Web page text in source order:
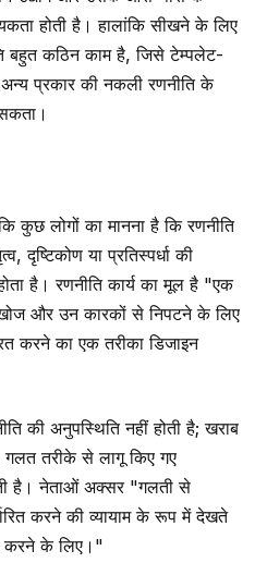
होती है। हालांकि सीखने के लिए
कठिन काम है, जिसे टेम्पलेट-
अन्य प्रकार की नकली रणनीति के
लोगों का मानना है कि रणनीति
दृष्टिकोण या प्रतिस्पर्धा की
है। रणनीति कार्य का मूल है "एक
खोज और उन कारकों से निपटने के लिए
करने का एक तरीका डिजाइन
की अनुपस्थिति नहीं होती है; खराब
तरीके से लागू किए गए
है। नेताओं अक्सर "गलती से
करने की व्यायाम के रूप में देखते
करने के लिए।"